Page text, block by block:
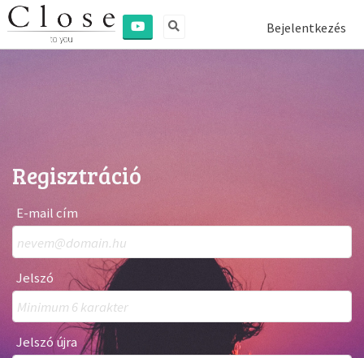
Bejelentkezés
Regisztráció
E-mail cím
Jelszó
Jelszó újra